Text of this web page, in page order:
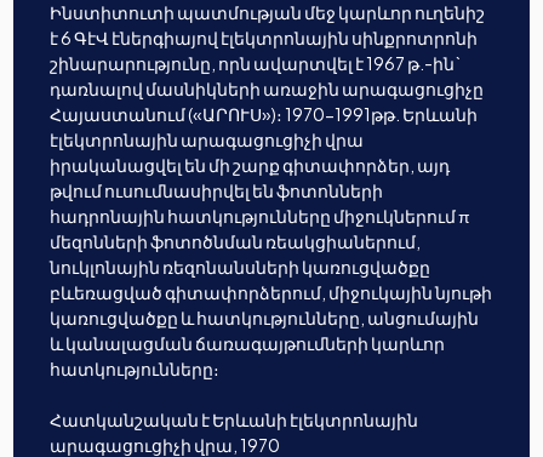
Ինստիտուտի պատմության մեջ կարևոր ուղենիշ
է 6 ԳէՎ էներգիայով էլեկտրոնային սինքրոտրոնի
շինարարությունը, որն ավարտվել է 1967 թ.-ին`
դառնալով մասնիկների առաջին արագացուցիչը
Հայաստանում («ԱՐՈՒՍ»)։ 1970-1991թթ. Երևանի
էլեկտրոնային արագացուցիչի վրա
իրականացվել են մի շարք գիտափորձեր, այդ
թվում ուսումնասիրվել են ֆոտոնների
հադրոնային հատկությունները միջուկներում π
մեզոնների ֆոտոծնման ռեակցիաներում,
նուկլոնային ռեզոնանսների կառուցվածքը
բևեռացված գիտափորձերում, միջուկային նյութի
կառուցվածքը և հատկությունները, անցումային
և կանալացման ճառագայթումների կարևոր
հատկությունները։
Հատկանշական է Երևանի էլեկտրոնային
արագացուցիչի վրա, 1970